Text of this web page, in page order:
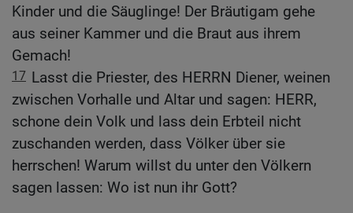
Kinder und die Säuglinge! Der Bräutigam gehe
aus seiner Kammer und die Braut aus ihrem
Gemach!
17 Lasst die Priester, des HERRN Diener, weinen
zwischen Vorhalle und Altar und sagen: HERR,
schone dein Volk und lass dein Erbteil nicht
zuschanden werden, dass Völker über sie
herrschen! Warum willst du unter den Völkern
sagen lassen: Wo ist nun ihr Gott?